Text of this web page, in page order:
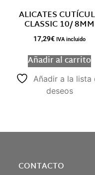
ALICATES
CLASSIC 10/ 8MM
17,29€ IVA incluido
Añadir al carrito
Añadir a la lista
deseos
CONTACTO